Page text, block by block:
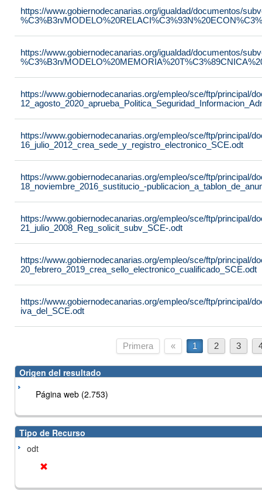
https://www.gobiernodecanarias.org/igualdad/documentos/
%C3%B3n/
https://www.gobiernodecanarias.org/igualdad/documentos/
%C3%B3n/
https://www.gobiernodecanarias.org/empleo/sce/ftp/principal/
https://www.gobiernodecanarias.org/empleo/sce/ftp/principal/
16_julio_2012_crea_sede_y_registro_electronico_SCE.odt
https://www.gobiernodecanarias.org/empleo/sce/ftp/principal/
18_noviembre_2016_sustitucio_-
https://www.gobiernodecanarias.org/empleo/sce/ftp/principal/
21_julio_2008_Reg_solicit_subv_SCE-.odt
https://www.gobiernodecanarias.org/empleo/sce/ftp/principal/
20_febrero_2019_crea_sello_electronico_cualificado_SCE.odt
https://www.gobiernodecanarias.org/empleo/sce/ftp/principal/
iva_del_SCE.odt
Primera « 1 2 3
Origen del resultado
Página web (2.753)
Tipo de Recurso
odt